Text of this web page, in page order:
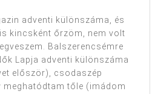
adventi különszáma, és
kincsként őrzöm, nem volt
Balszerencsémre
Lapja adventi különszáma
először), csodaszép
meghatódtam tőle (imádom